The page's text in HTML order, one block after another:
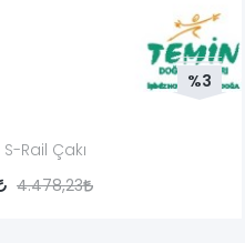
Rail Çakı
4.478,23
%3